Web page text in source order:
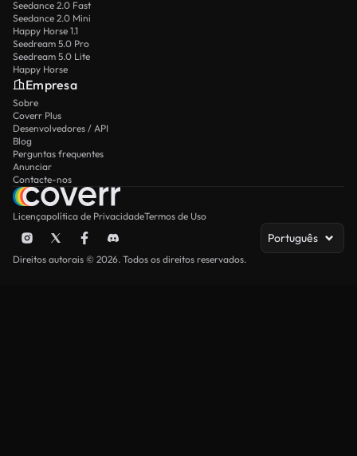
Seedance 2.0 Fast
Seedance 2.0 Mini
Happy Horse 1.1
Seedream 5.0 Pro
Seedream 5.0 Lite
Happy Horse
Empresa
Sobre
Coverr Plus
Desenvolvedores / API
Blog
Perguntas frequentes
Anunciar
Contacte-nos
Licençapolítica de PrivacidadeTermos de Uso
Português
Direitos autorais © 2026. Todos os direitos reservados.